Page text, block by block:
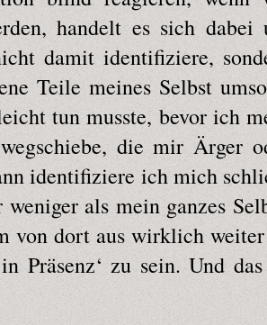
handelt es sich dabei
damit identifiziere,
Teile meines Selbst
tun musste, bevor ich
die mir Ärger
identifiziere ich mich
als mein ganzes
von dort aus wirklich
Präsenz‘ zu sein. Und